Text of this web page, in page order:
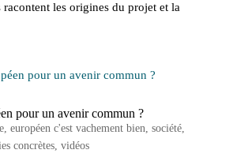
racontent les origines du projet et la
pour un avenir commun ?
, européen c'est vachement bien, société,
concrètes, vidéos